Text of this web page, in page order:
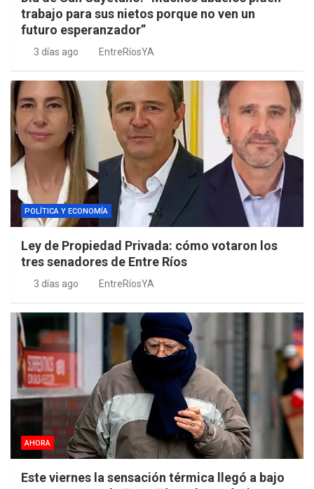
trabajo para sus nietos porque no ven un
futuro esperanzador”
3 días ago EntreRíosYA
POLÍTICA Y ECONOMÍA
Ley de Propiedad Privada: cómo votaron los
tres senadores de Entre Ríos
3 días ago EntreRíosYA
AHORA
Este viernes la sensación térmica llegó a bajo